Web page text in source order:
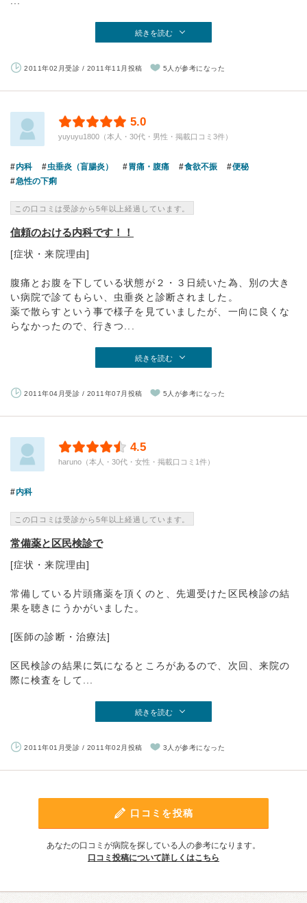
続きを読む
2011年02月受診 / 2011年11月投稿 5人が参考になった
5.0
yuyuyu1800（本人・30代・男性・掲載口コミ3件）
内科 虫垂炎（盲腸炎） 胃痛・腹痛 食欲不振
便秘
急性の下痢
この口コミは受診から5年以上経過しています。
信頼のおける内科です！！
[症状・来院理由]
腹痛とお腹を下している状態が２・３日続いた為、別の大き
い病院で診てもらい、虫垂炎と診断されました。
薬で散らすという事で様子を見ていましたが、一向に良くな
らなかったので、行きつ...
続きを読む
2011年04月受診 / 2011年07月投稿 5人が参考になった
4.5
haruno（本人・30代・女性・掲載口コミ1件）
内科
この口コミは受診から5年以上経過しています。
常備薬と区民検診で
[症状・来院理由]
常備している片頭痛薬を頂くのと、先週受けた区民検診の結
果を聴きにうかがいました。
[医師の診断・治療法]
区民検診の結果に気になるところがあるので、次回、来院の
際に検査をして...
続きを読む
2011年01月受診 / 2011年02月投稿 3人が参考になった
口コミを投稿
あなたの口コミが病院を探している人の参考になります。
口コミ投稿について詳しくはこちら